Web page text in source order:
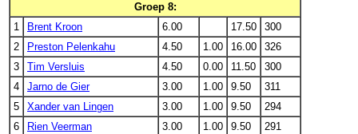
Groep 8:
1
Brent Kroon 6.00 17.50
300
2
Preston Pelenkahu 4.50 1.00 16.00
326
3
Tim Versluis 4.50 0.00 11.50
300
4
Jarno de Gier 3.00 1.00 9.50
311
5
Xander van Lingen 3.00 1.00 9.50
294
6
Rien Veerman 3.00 1.00 9.50
291